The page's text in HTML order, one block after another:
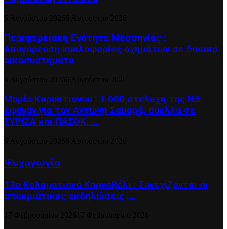
Περιφερειακή Ενότητα Μεσσηνίας :
Απαγόρευση κυκλοφορίας οχημάτων σε δασικά
οικοσυστήματα
Μαρία Καρυστιανού : 1.000 στελέχη της ΝΔ
έφυγαν για τον Αντώνη Σαμαρά, θύελλα σε
ΣΥΡΙΖΑ και ΠΑΣΟΚ,…..
Ψυχαγωγία
13ο Καλαματιανό Καρναβάλι : Συνεχίζονται οι
αποκριάτικες εκδηλώσεις ….